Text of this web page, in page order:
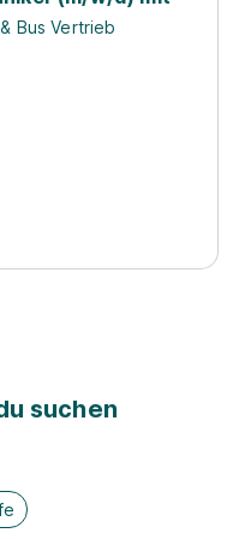
Bus Vertrieb
suchen